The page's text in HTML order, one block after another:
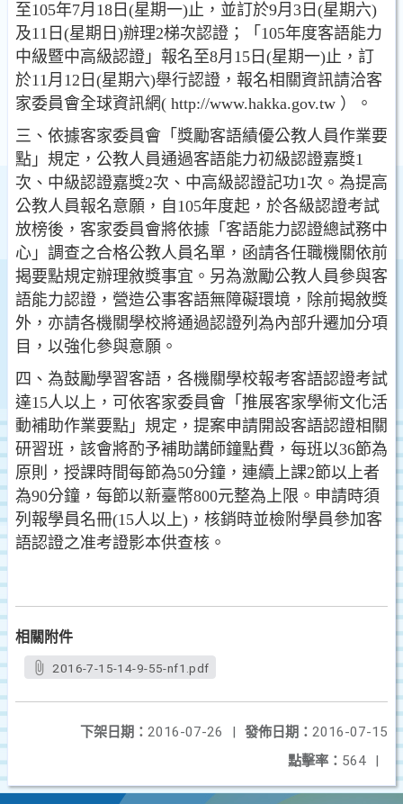
至105年7月18日(星期一)止，並訂於9月3日(星期六)
及11日(星期日)辦理2梯次認證；「105年度客語能力
中級暨中高級認證」報名至8月15日(星期一)止，訂
於11月12日(星期六)舉行認證，報名相關資訊請洽客
家委員會全球資訊網( http://www.hakka.gov.tw ）。
三、依據客家委員會「獎勵客語績優公教人員作業要
點」規定，公教人員通過客語能力初級認證嘉獎1
次、中級認證嘉獎2次、中高級認證記功1次。為提高
公教人員報名意願，自105年度起，於各級認證考試
放榜後，客家委員會將依據「客語能力認證總試務中
心」調查之合格公教人員名單，函請各任職機關依前
揭要點規定辦理敘獎事宜。另為激勵公教人員參與客
語能力認證，營造公事客語無障礙環境，除前揭敘獎
外，亦請各機關學校將通過認證列為內部升遷加分項
目，以強化參與意願。
四、為鼓勵學習客語，各機關學校報考客語認證考試
達15人以上，可依客家委員會「推展客家學術文化活
動補助作業要點」規定，提案申請開設客語認證相關
研習班，該會將酌予補助講師鐘點費，每班以36節為
原則，授課時間每節為50分鐘，連續上課2節以上者
為90分鐘，每節以新臺幣800元整為上限。申請時須
列報學員名冊(15人以上)，核銷時並檢附學員參加客
語認證之准考證影本供查核。
相關附件
2016-7-15-14-9-55-nf1.pdf
發佈日期： 2016-07-15
下架日期： 2016-07-26
|
點擊率： 564 |